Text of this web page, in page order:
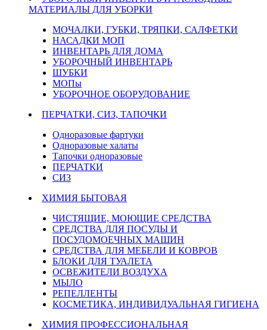
МАТЕРИАЛЫ ДЛЯ УБОРКИ
МОЧАЛКИ, ГУБКИ, ТРЯПКИ, САЛФЕТКИ
НАСАДКИ МОП
ИНВЕНТАРЬ ДЛЯ ДОМА
УБОРОЧНЫЙ ИНВЕНТАРЬ
ШУБКИ
МОПы
УБОРОЧНОЕ ОБОРУДОВАНИЕ
ПЕРЧАТКИ, СИЗ, ТАПОЧКИ
Одноразовые фартуки
Одноразовые халаты
Тапочки одноразовые
ПЕРЧАТКИ
СИЗ
ХИМИЯ БЫТОВАЯ
ЧИСТЯЩИЕ, МОЮЩИЕ СРЕДСТВА
СРЕДСТВА ДЛЯ ПОСУДЫ И
ПОСУДОМОЕЧНЫХ МАШИН
СРЕДСТВА ДЛЯ МЕБЕЛИ И КОВРОВ
БЛОКИ ДЛЯ ТУАЛЕТА
ОСВЕЖИТЕЛИ ВОЗДУХА
МЫЛО
РЕПЕЛЛЕНТЫ
КОСМЕТИКА, ИНДИВИДУАЛЬНАЯ ГИГИЕНА
ХИМИЯ ПРОФЕССИОНАЛЬНАЯ